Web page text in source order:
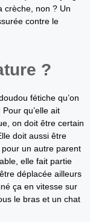
crèche, non ? Un
contre le
?
fétiche qu’on
qu’elle ait
on doit être certain
doit aussi être
un autre parent
elle fait partie
déplacée ailleurs
ça en vitesse sur
le bras et un chat